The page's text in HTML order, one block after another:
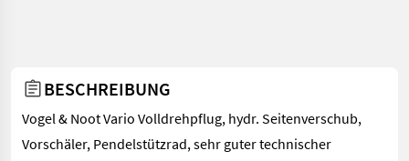
BESCHREIBUNG
Vogel & Noot Vario Volldrehpflug, hydr. Seitenverschub,
Vorschäler, Pendelstützrad, sehr guter technischer